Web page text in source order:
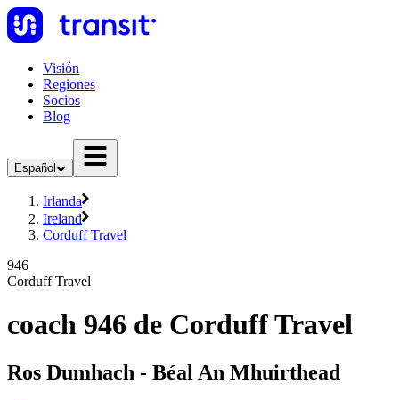
Visión
Regiones
Socios
Blog
Español
Irlanda
Ireland
Corduff Travel
946
Corduff Travel
coach 946 de Corduff Travel
Ros Dumhach - Béal An Mhuirthead